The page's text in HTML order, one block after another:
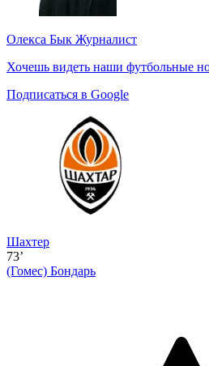
Олекса Бык Журналист
Хочешь видеть наши футбольные
Подписаться в Google
Шахтер
73’
(Гомес) Бондарь